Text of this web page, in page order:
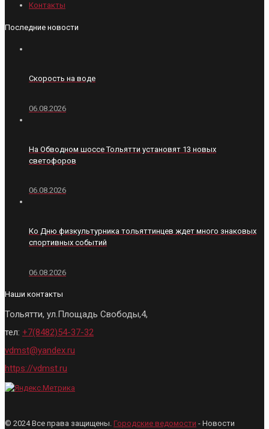
Контакты
Последние новости
Скорость на воде
06.08.2026
На Обводном шоссе Тольятти установят 13 новых
светофоров
06.08.2026
Ко Дню физкультурника тольяттинцев ждет много знаковых
спортивных событий
06.08.2026
Наши контакты
Тольятти, ул.Площадь Свободы,4,
тел: +7(8482)54-37-32
vdmst@yandex.ru
https://vdmst.ru
© 2024 Все права защищены. Городские ведомости - Новости